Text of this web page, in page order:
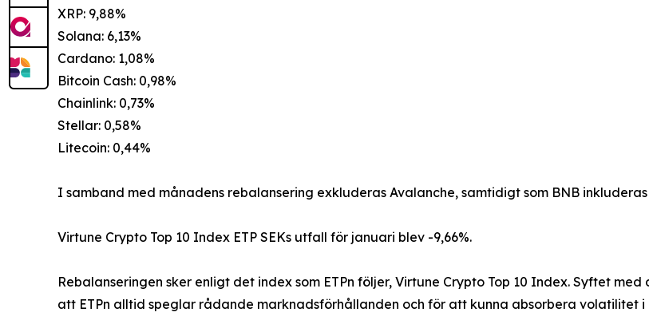
XRP: 9,88%
Solana: 6,13%
Cardano: 1,08%
Bitcoin Cash: 0,98%
Chainlink: 0,73%
Stellar: 0,58%
Litecoin: 0,44%
I samband med månadens rebalansering exkluderas Avalanche, samtidigt som BNB
Virtune Crypto Top 10 Index ETP SEKs utfall för januari blev -9,66%.
Rebalanseringen sker enligt det index som ETPn följer, Virtune Crypto Top 10 Index. Syftet
att ETPn alltid speglar rådande marknadsförhållanden och för att kunna absorbera